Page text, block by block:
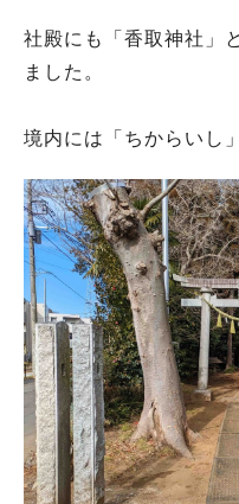
社殿にも「香取神社」
ました。
境内には「ちからいし